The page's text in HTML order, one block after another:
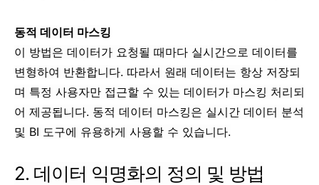
동적 데이터 마스킹
이 방법은 데이터가 요청될 때마다 실시간으로 데이터를
변형하여 반환합니다. 따라서 원래 데이터는 항상 저장되
며 특정 사용자만 접근할 수 있는 데이터가 마스킹 처리되
어 제공됩니다. 동적 데이터 마스킹은 실시간 데이터 분석
및 BI 도구에 유용하게 사용할 수 있습니다.
2. 데이터 익명화의 정의 및 방법